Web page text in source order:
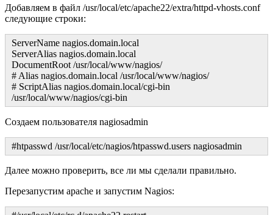
Добавляем в файл /usr/local/etc/apache22/extra/httpd-vhosts.conf
следующие строки:
ServerName nagios.domain.local
ServerAlias nagios.domain.local
DocumentRoot /usr/local/www/nagios/
# Alias nagios.domain.local /usr/local/www/nagios/
# ScriptAlias nagios.domain.local/cgi-bin
/usr/local/www/nagios/cgi-bin
Создаем пользователя nagiosadmin
#htpasswd /usr/local/etc/nagios/htpasswd.users nagiosadmin
Далее можно проверить, все ли мы сделали правильно.
Перезапустим apache и запустим Nagios: